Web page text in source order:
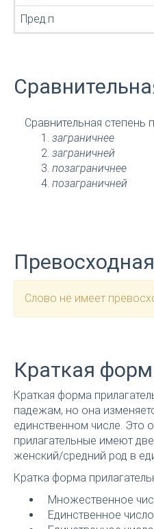
Пред.п
Сравнительная степень
заграничнее
заграничней
позаграничнее
позаграничней
Слово не имеет
Краткая
Краткая форма
падежам, но она
единственном числе. Это
прилагательные имеют
женский/средний род в
Кратка форма
Множественное
Единственное